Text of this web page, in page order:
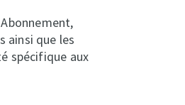
ainsi que les
spécifique aux